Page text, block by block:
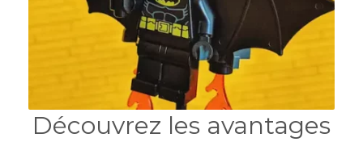
Découvrez les avantages